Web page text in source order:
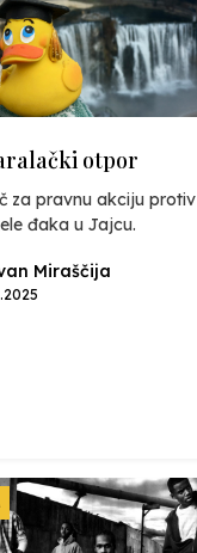
otpor
za pravnu akciju protiv
đaka u Jajcu.
Miraščija